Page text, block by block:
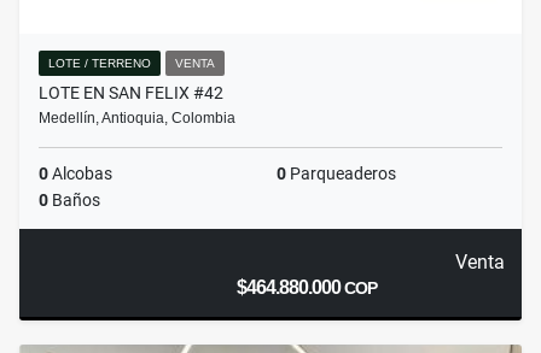
LOTE / TERRENO VENTA
LOTE EN SAN FELIX #42
Medellín, Antioquia, Colombia
0Alcobas 0 Parqueaderos
0 Baños
Venta
$464.880.000COP